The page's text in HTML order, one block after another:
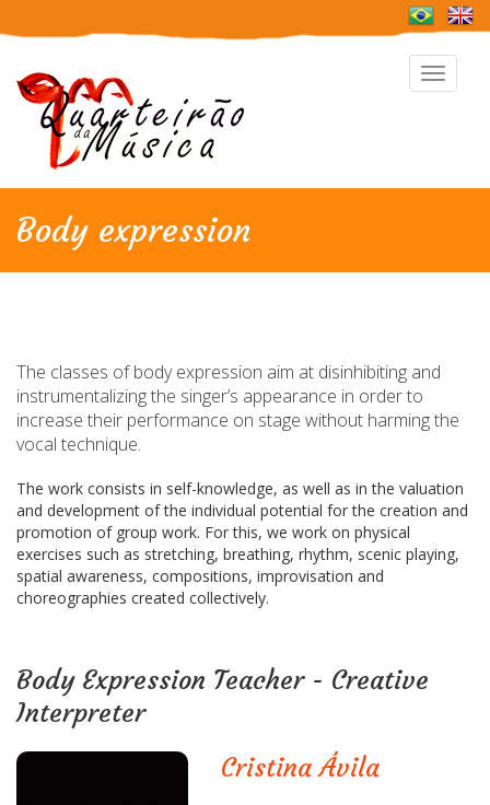
Toggle
Body expression
The classes of body expression aim at disinhibiting and
instrumentalizing the singer’s appearance in order to
increase their performance on stage without harming the
vocal technique.
The work consists in self-knowledge, as well as in the valuation
and development of the individual potential for the creation and
promotion of group work. For this, we work on physical
exercises such as stretching, breathing, rhythm, scenic playing,
spatial awareness, compositions, improvisation and
choreographies created collectively.
Body Expression Teacher - Creative
Interpreter
Cristina Ávila